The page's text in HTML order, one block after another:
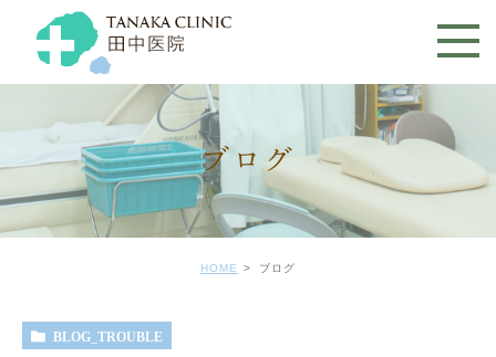
ブログ
HOME ブログ
BLOG_TROUBLE